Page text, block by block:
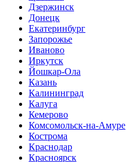
Дзержинск
Донецк
Екатеринбург
Запорожье
Иваново
Иркутск
Йошкар-Ола
Казань
Калининград
Калуга
Кемерово
Комсомольск-на-Амуре
Кострома
Краснодар
Красноярск